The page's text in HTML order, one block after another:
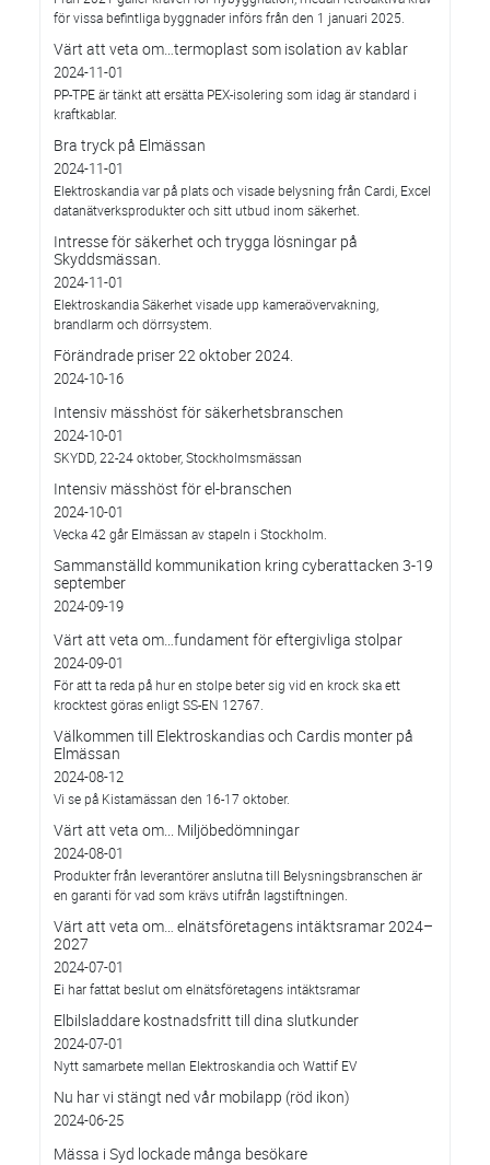
för vissa befintliga byggnader införs från den 1 januari 2025.
Värt att veta om…termoplast som isolation av kablar
2024-11-01
PP-TPE är tänkt att ersätta PEX-isolering som idag är standard i
kraftkablar.
Bra tryck på Elmässan
2024-11-01
Elektroskandia var på plats och visade belysning från Cardi, Excel
datanätverksprodukter och sitt utbud inom säkerhet.
Intresse för säkerhet och trygga lösningar på
Skyddsmässan.
2024-11-01
Elektroskandia Säkerhet visade upp kameraövervakning,
brandlarm och dörrsystem.
Förändrade priser 22 oktober 2024.
2024-10-16
Intensiv mässhöst för säkerhetsbranschen
2024-10-01
SKYDD, 22-24 oktober, Stockholmsmässan
Intensiv mässhöst för el-branschen
2024-10-01
Vecka 42 går Elmässan av stapeln i Stockholm.
Sammanställd kommunikation kring cyberattacken 3-19
september
2024-09-19
Värt att veta om…fundament för eftergivliga stolpar
2024-09-01
För att ta reda på hur en stolpe beter sig vid en krock ska ett
krocktest göras enligt SS-EN 12767.
Välkommen till Elektroskandias och Cardis monter på
Elmässan
2024-08-12
Vi se på Kistamässan den 16-17 oktober.
Värt att veta om... Miljöbedömningar
2024-08-01
Produkter från leverantörer anslutna till Belysningsbranschen är
en garanti för vad som krävs utifrån lagstiftningen.
Värt att veta om… elnätsföretagens intäktsramar 2024–
2027
2024-07-01
Ei har fattat beslut om elnätsföretagens intäktsramar
Elbilsladdare kostnadsfritt till dina slutkunder
2024-07-01
Nytt samarbete mellan Elektroskandia och Wattif EV
Nu har vi stängt ned vår mobilapp (röd ikon)
2024-06-25
Mässa i Syd lockade många besökare